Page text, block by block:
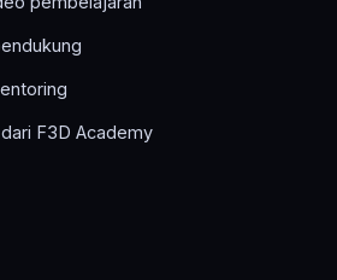
F3D Academy